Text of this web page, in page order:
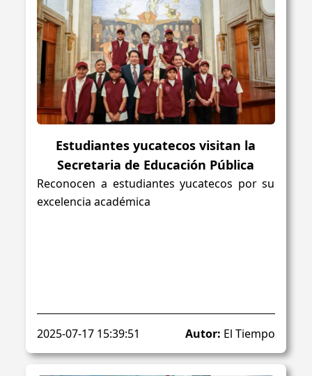
Estudiantes yucatecos visitan la
Secretaria de Educación Pública
Reconocen a estudiantes yucatecos por su
excelencia académica
2025-07-17 15:39:51 Autor: El Tiempo